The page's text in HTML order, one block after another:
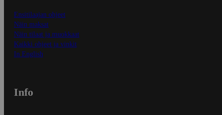
Ensitilaajan ohjeet
Näin maksat
Näin tilaat ja muokkaat
Kaikki ohjeet ja vinkit
In English
Info